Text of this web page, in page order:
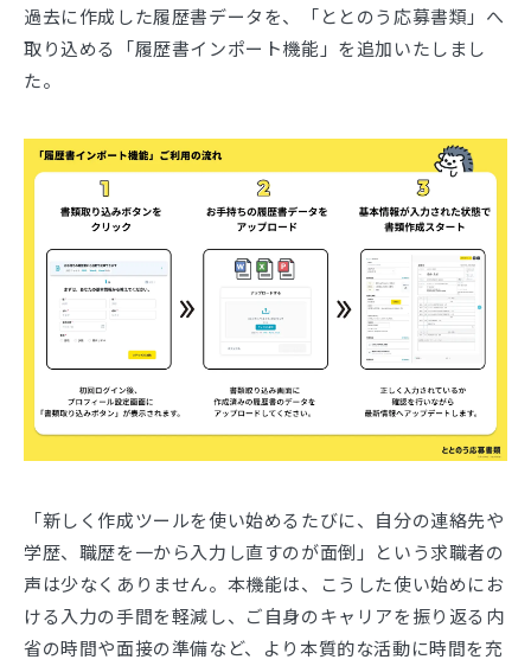
過去に作成した履歴書データを、「ととのう応募書類」へ
取り込める「履歴書インポート機能」を追加いたしまし
た。
「新しく作成ツールを使い始めるたびに、自分の連絡先や
学歴、職歴を一から入力し直すのが面倒」という求職者の
声は少なくありません。本機能は、こうした使い始めにお
ける入力の手間を軽減し、ご自身のキャリアを振り返る内
省の時間や面接の準備など、より本質的な活動に時間を充